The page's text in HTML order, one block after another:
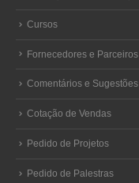
Cursos
Fornecedores e Parceiros
Comentários e Sugestões
Cotação de Vendas
Pedido de Projetos
Pedido de Palestras